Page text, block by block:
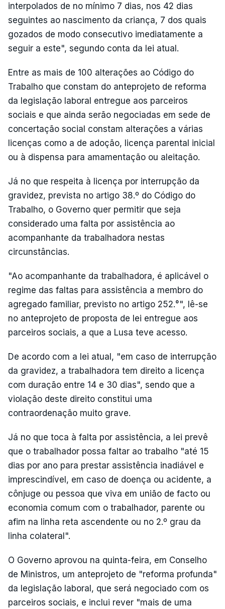
interpolados de no mínimo 7 dias, nos 42 dias
seguintes ao nascimento da criança, 7 dos quais
gozados de modo consecutivo imediatamente a
seguir a este", segundo conta da lei atual.
Entre as mais de 100 alterações ao Código do
Trabalho que constam do anteprojeto de reforma
da legislação laboral entregue aos parceiros
sociais e que ainda serão negociadas em sede de
concertação social constam alterações a várias
licenças como a de adoção, licença parental inicial
ou à dispensa para amamentação ou aleitação.
Já no que respeita à licença por interrupção da
gravidez, prevista no artigo 38.º do Código do
Trabalho, o Governo quer permitir que seja
considerado uma falta por assistência ao
acompanhante da trabalhadora nestas
circunstâncias.
"Ao acompanhante da trabalhadora, é aplicável o
regime das faltas para assistência a membro do
agregado familiar, previsto no artigo 252.°", lê-se
no anteprojeto de proposta de lei entregue aos
parceiros sociais, a que a Lusa teve acesso.
De acordo com a lei atual, "em caso de interrupção
da gravidez, a trabalhadora tem direito a licença
com duração entre 14 e 30 dias", sendo que a
violação deste direito constitui uma
contraordenação muito grave.
Já no que toca à falta por assistência, a lei prevê
que o trabalhador possa faltar ao trabalho "até 15
dias por ano para prestar assistência inadiável e
imprescindível, em caso de doença ou acidente, a
cônjuge ou pessoa que viva em união de facto ou
economia comum com o trabalhador, parente ou
afim na linha reta ascendente ou no 2.º grau da
linha colateral".
O Governo aprovou na quinta-feira, em Conselho
de Ministros, um anteprojeto de "reforma profunda"
da legislação laboral, que será negociado com os
parceiros sociais, e inclui rever "mais de uma